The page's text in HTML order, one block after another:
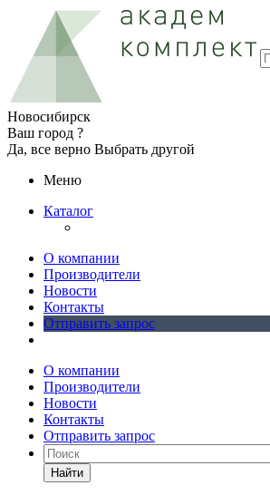
Новосибирск
Ваш город ?
Да, все верно Выбрать другой
Меню
Каталог
О компании
Производители
Новости
Контакты
Отправить запрос
О компании
Производители
Новости
Контакты
Отправить запрос
Найти